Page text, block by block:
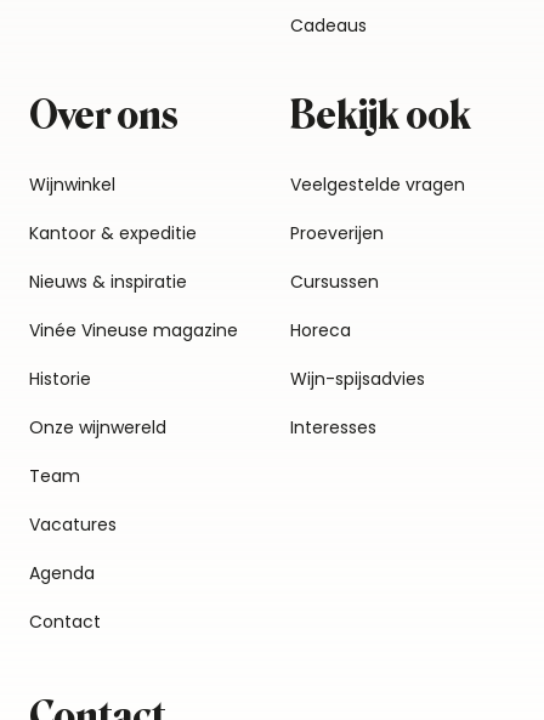
Cadeaus
Over ons
Wijnwinkel
Kantoor & expeditie
Nieuws & inspiratie
Vinée Vineuse magazine
Historie
Onze wijnwereld
Team
Vacatures
Agenda
Contact
Bekijk ook
Veelgestelde vragen
Proeverijen
Cursussen
Horeca
Wijn-spijsadvies
Interesses